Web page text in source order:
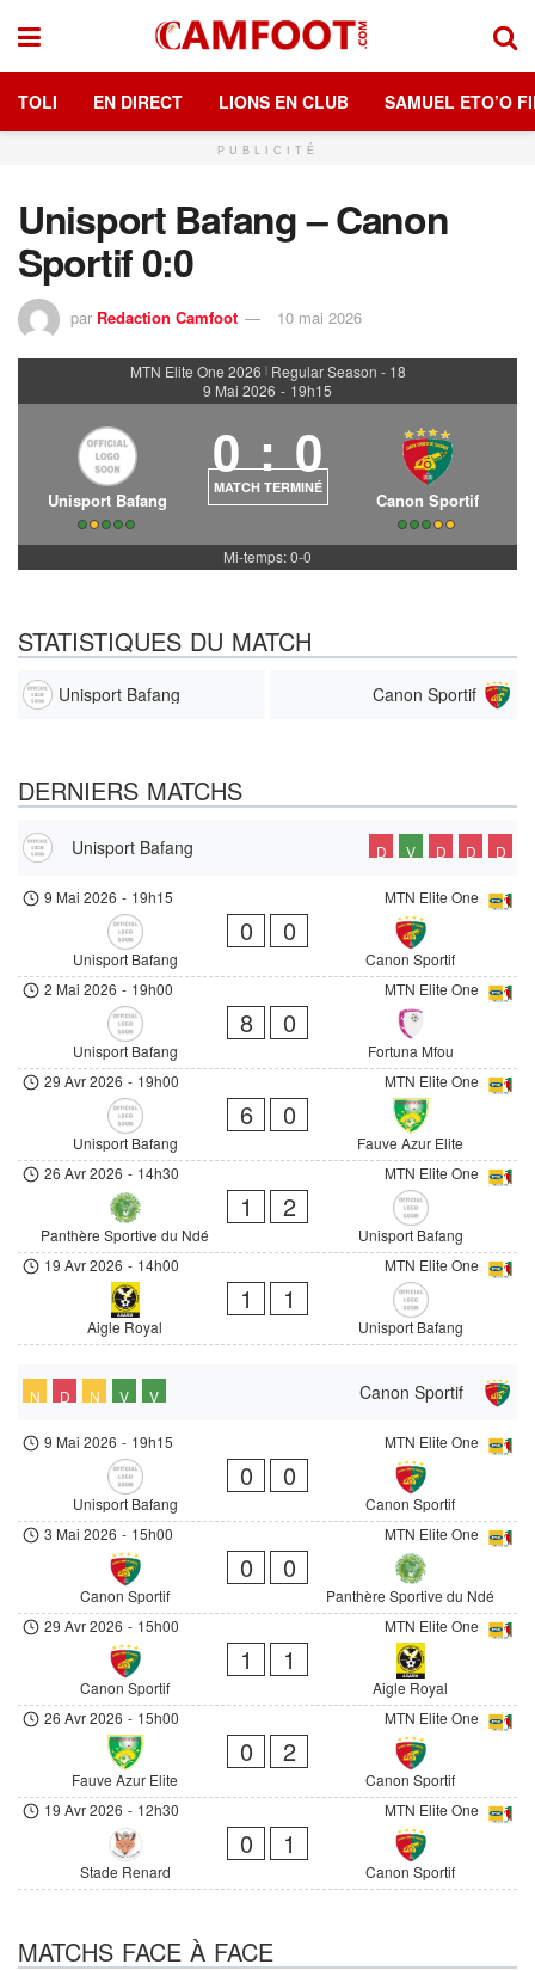
TOLI EN DIRECT LIONS EN CLUB SAMUEL ETO’O
PUBLICITÉ
Unisport Bafang – Canon
Sportif 0:0
par Redaction Camfoot 10 mai 2026
MTN Elite One 2026 | Regular Season - 18
9 Mai 2026 - 19h15
Unisport Bafang
0 : 0
MATCH TERMINÉ
Canon Sportif
Mi-temps: 0-0
STATISTIQUES DU MATCH
Unisport Bafang Canon Sportif
DERNIERS MATCHS
Unisport Bafang D V D D D
MTN Elite One
9 Mai 2026 - 19h15
Unisport Bafang
0 0
Canon Sportif
MTN Elite One
2 Mai 2026 - 19h00
Unisport Bafang
8 0
Fortuna Mfou
MTN Elite One
29 Avr 2026 - 19h00
Unisport Bafang
6 0
Fauve Azur Elite
MTN Elite One
26 Avr 2026 - 14h30
Panthère Sportive du Ndé
1 2
Unisport Bafang
MTN Elite One
19 Avr 2026 - 14h00
Aigle Royal
1 1
Unisport Bafang
Canon Sportif
N D N V V
MTN Elite One
9 Mai 2026 - 19h15
Unisport Bafang
0 0
Canon Sportif
MTN Elite One
3 Mai 2026 - 15h00
Canon Sportif
0 0
Panthère Sportive du Ndé
MTN Elite One
29 Avr 2026 - 15h00
Canon Sportif
1 1
Aigle Royal
MTN Elite One
26 Avr 2026 - 15h00
Fauve Azur Elite
0 2
Canon Sportif
MTN Elite One
19 Avr 2026 - 12h30
Stade Renard
0 1
Canon Sportif
MATCHS FACE À FACE